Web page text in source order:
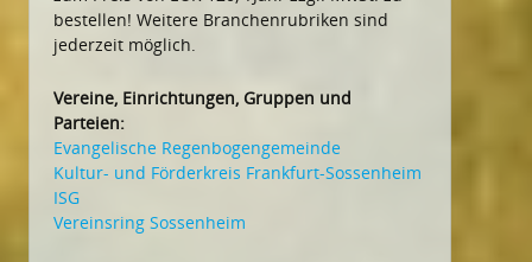
bestellen! Weitere Branchenrubriken sind
jederzeit möglich.
Vereine, Einrichtungen, Gruppen und
Parteien:
Evangelische Regenbogengemeinde
Kultur- und Förderkreis Frankfurt-Sossenheim
ISG
Vereinsring Sossenheim